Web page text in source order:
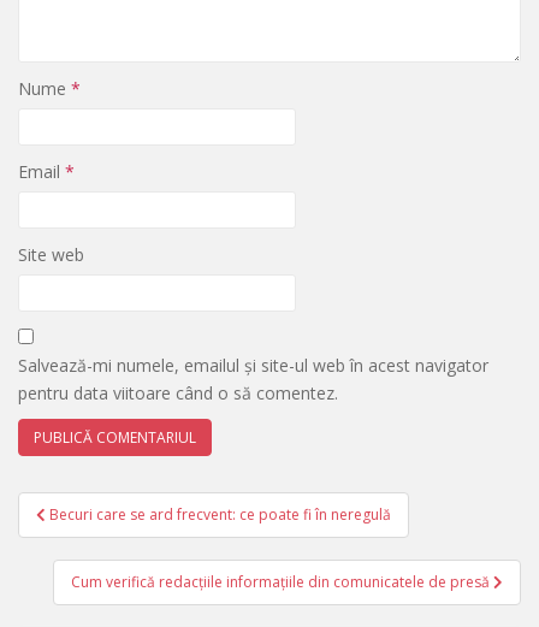
Nume *
Email *
Site web
Salvează-mi numele, emailul și site-ul web în acest navigator
pentru data viitoare când o să comentez.
Navigare
în
articole
Becuri care se ard frecvent: ce poate fi în neregulă
Cum verifică redacțiile informațiile din comunicatele de presă